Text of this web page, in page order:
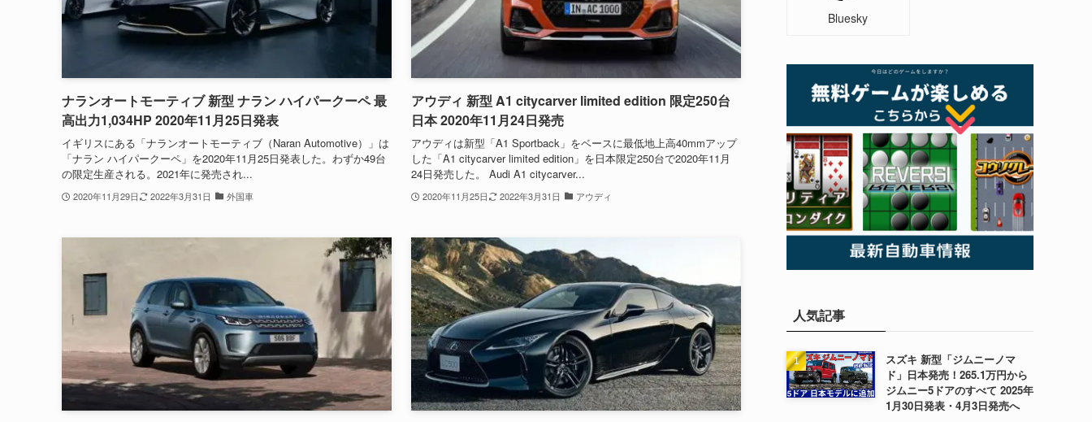
ナランオートモーティブ 新型 ナラン ハイパークーペ 最
高出力1,034HP 2020年11月25日発表
イギリスにある「ナランオートモーティブ（Naran Automotive）」は
「ナラン ハイパークーペ」を2020年11月25日発表した。わずか49台
の限定生産される。2021年に発売され...
2020年11月29日 2022年3月31日 外国車
アウディ 新型 A1 citycarver limited edition 限定250台
日本 2020年11月24日発売
アウディは新型「A1 Sportback」をベースに最低地上高40mmアップ
した「A1 citycarver limited edition」を日本限定250台で2020年11月
24日発売した。 Audi A1 citycarver...
2020年11月25日 2022年3月31日 アウディ
Bluesky
人気記事
スズキ 新型「ジムニーノマ
ド」日本発売！265.1万円から
ジムニー5ドアのすべて 2025年
1月30日発表・4月3日発売へ